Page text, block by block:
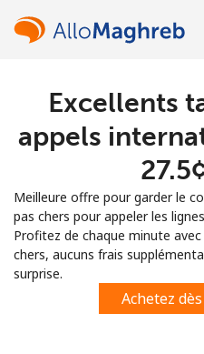
Excellents
appels
Meilleure offre pour garder le
pas chers pour appeler les
Profitez de chaque minute
chers, aucuns frais
surprise.
Achetez